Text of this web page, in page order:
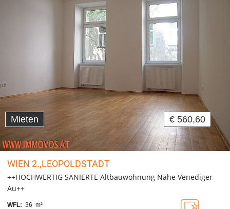
Mieten € 560,60
WIEN 2.,LEOPOLDSTADT
++HOCHWERTIG SANIERTE Altbauwohnung Nähe Venediger
Au++
WFL: 36 m²